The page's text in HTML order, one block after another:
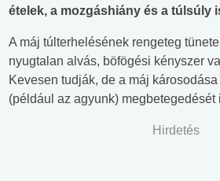
ételek, a mozgáshiány és a túlsúly
A máj túlterhelésének rengeteg
nyugtalan alvás, böfögési kényszer
Kevesen tudják, de a máj
(például az agyunk) megbetegedését
Hirdetés